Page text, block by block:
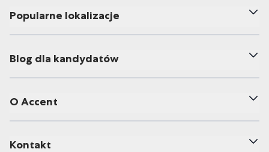
Popularne lokalizacje
Blog dla kandydatów
O Accent
Kontakt